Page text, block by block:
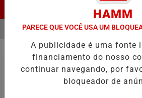
Pesquisar Notícia
FACILITA COOPTAÇÃO DO BANCO
EM ALTA
HAMM
PARECE QUE VOCÊ USA UM
A publicidade é uma fonte
financiamento do nosso
continuar navegando, por
bloqueador de